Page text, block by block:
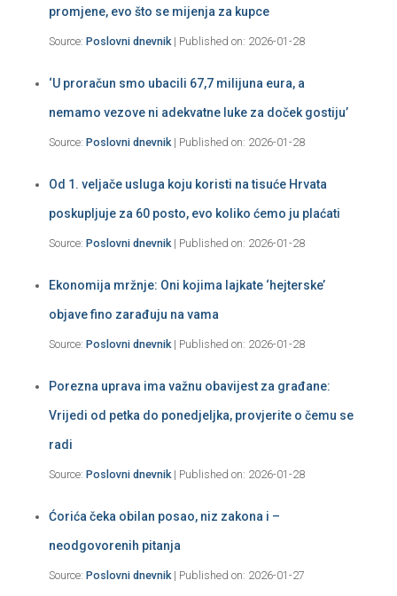
promjene, evo što se mijenja za kupce
Source: Poslovni dnevnik Published on: 2026-01-28
‘U proračun smo ubacili 67,7 milijuna eura, a
nemamo vezove ni adekvatne luke za doček gostiju’
Source: Poslovni dnevnik Published on: 2026-01-28
Od 1. veljače usluga koju koristi na tisuće Hrvata
poskupljuje za 60 posto, evo koliko ćemo ju plaćati
Source: Poslovni dnevnik Published on: 2026-01-28
Ekonomija mržnje: Oni kojima lajkate ‘hejterske’
objave fino zarađuju na vama
Source: Poslovni dnevnik Published on: 2026-01-28
Porezna uprava ima važnu obavijest za građane:
Vrijedi od petka do ponedjeljka, provjerite o čemu se
radi
Source: Poslovni dnevnik Published on: 2026-01-28
Ćorića čeka obilan posao, niz zakona i –
neodgovorenih pitanja
Source: Poslovni dnevnik Published on: 2026-01-27